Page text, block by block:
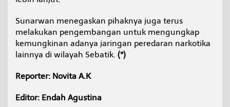
Sunarwan menegaskan pihaknya juga terus
melakukan pengembangan untuk mengungkap
kemungkinan adanya jaringan peredaran narkotika
lainnya di wilayah Sebatik. (*)
Reporter: Novita A.K
Editor: Endah Agustina